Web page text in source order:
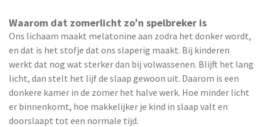
Waarom dat zomerlicht zo’n spelbreker is
Ons lichaam maakt melatonine aan zodra het donker wordt,
en dat is het stofje dat ons slaperig maakt. Bij kinderen
werkt dat nog wat sterker dan bij volwassenen. Blijft het lang
licht, dan stelt het lijf de slaap gewoon uit. Daarom is een
donkere kamer in de zomer het halve werk. Hoe minder licht
er binnenkomt, hoe makkelijker je kind in slaap valt en
doorslaapt tot een normale tijd.